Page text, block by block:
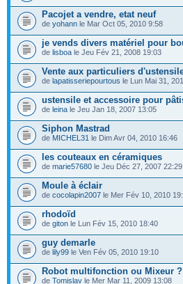
Pacojet a vendre, etat neuf
de yohann le Mar Oct 05, 2010 9:58
je vends divers matériel pour
de lisboa le Jeu Fév 21, 2008 19:03
Vente aux particuliers
de lapatisseriepourtous le Lun Mai 31,
ustensile et accessoire pour
de leina le Jeu Jan 18, 2007 13:05
Siphon Mastrad
de MICHEL31 le Dim Avr 04, 2010 16:46
les couteaux en céramiques
de marie57680 le Jeu Déc 27, 2007 22:29
Moule à éclair
de cocolapin2007 le Mer Fév 10, 2010
rhodoïd
de giton le Lun Fév 15, 2010 18:40
guy demarle
de lily99 le Ven Fév 05, 2010 19:10
Robot multifonction ou Mixeur ?
de Tomislav le Mer Mar 11, 2009 13:08